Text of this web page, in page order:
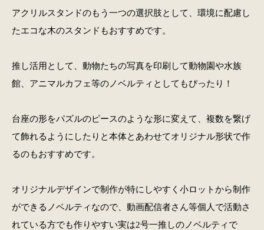
アクリルスタンドのもう一つの選択肢として、環境に配慮し
たエコな木のスタンドもおすすめです。
推し活用として、動物たちの写真を印刷して動物園や水族
館、アニマルカフェ等のノベルティとしてもぴったり！
台座の形をパズルのピースのような形に変えて、複数を繋げ
て飾れるようにしたりと本体とあわせてオリジナル形状で作
るのもおすすめです。
オリジナルデザインで制作が特にしやすく小ロットから制作
ができるノベルティなので、動画配信者さん等個人で活動さ
れている方でも作りやすい実は2号一推しのノベルティで